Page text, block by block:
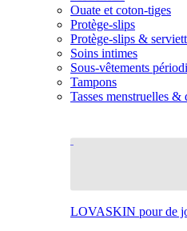
Ouate et coton-tiges
Protège-slips
Protège-slips &
Soins intimes
Sous-vêtements
Tampons
Tasses menstruelles &
LOVASKIN pour de